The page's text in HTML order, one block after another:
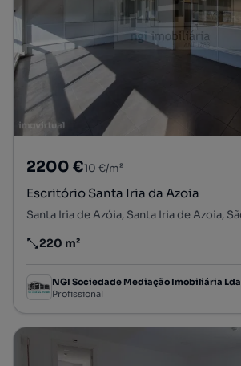
2200 €10 €/m²
Escritório Santa Iria da Azoia
Preço por metro quadrado
220 m²
NGI Sociedade Mediação Imobiliária Lda
Profissional